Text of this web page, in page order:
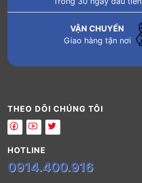
VẬN CHUYỂN
Giao hàng tận nơi
THEO DÕI CHÚNG TÔI
HOTLINE
0914.400.916